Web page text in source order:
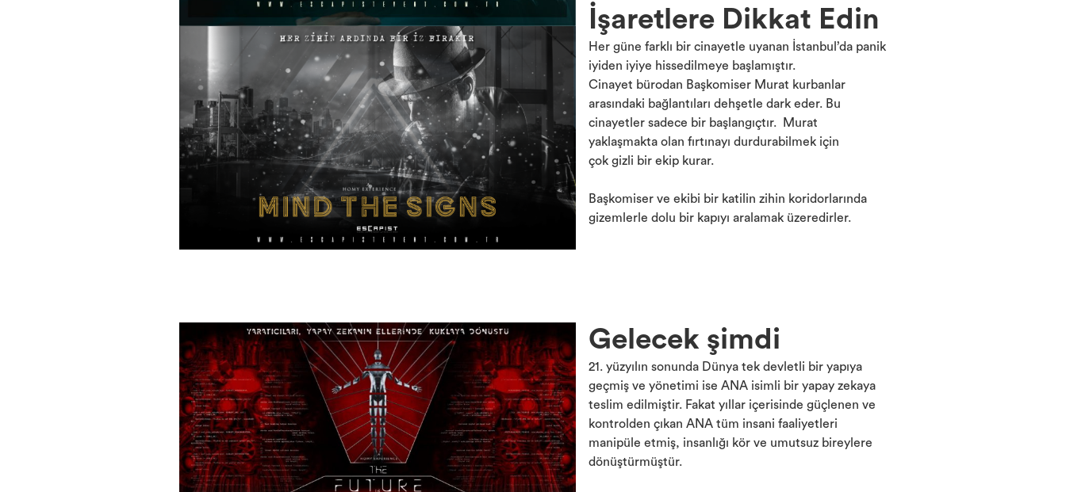
İşaretlere Dikkat Edin
Her güne farklı bir cinayetle uyanan İstanbul’da panik
iyiden iyiye hissedilmeye başlamıştır.
Cinayet bürodan Başkomiser Murat kurbanlar
arasındaki bağlantıları dehşetle dark eder. Bu
cinayetler sadece bir başlangıçtır. Murat
yaklaşmakta olan fırtınayı durdurabilmek için
çok gizli bir ekip kurar.
Başkomiser ve ekibi bir katilin zihin koridorlarında
gizemlerle dolu bir kapıyı aralamak üzeredirler.
Gelecek şimdi
21. yüzyılın sonunda Dünya tek devletli bir yapıya
geçmiş ve yönetimi ise ANA isimli bir yapay zekaya
teslim edilmiştir. Fakat yıllar içerisinde güçlenen ve
kontrolden çıkan ANA tüm insani faaliyetleri
manipüle etmiş, insanlığı kör ve umutsuz bireylere
dönüştürmüştür.